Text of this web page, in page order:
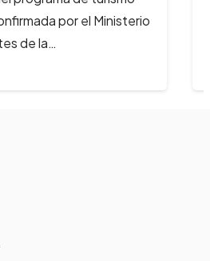
importante del
al 16 de…